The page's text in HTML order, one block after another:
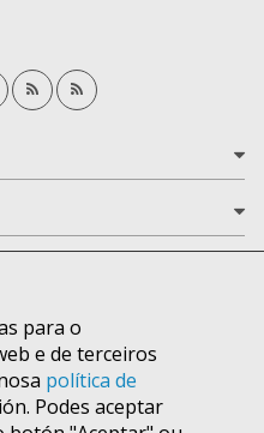
RSS NovasRSS Opinión
para o
e de terceiros
política de
Podes aceptar